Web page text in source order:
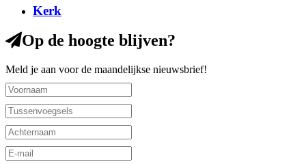
Kerk
Op de hoogte blijven?
Meld je aan voor de maandelijkse nieuwsbrief!